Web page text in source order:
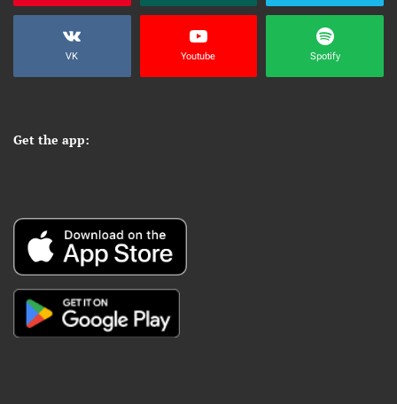
VK Youtube Spotify
Get the app: